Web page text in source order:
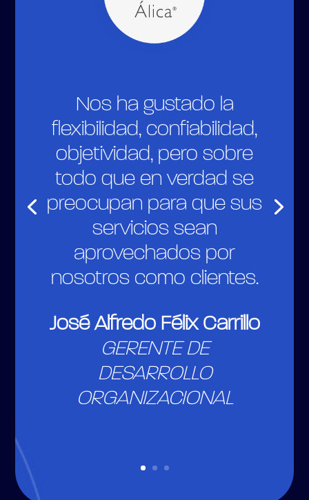
Nos ha gustado la
flexibilidad, confiabilidad,
objetividad, pero sobre
todo que en verdad se
preocupan para que sus
servicios sean
aprovechados por
nosotros como clientes.
José Alfredo Félix Carrillo
GERENTE DE
DESARROLLO
ORGANIZACIONAL